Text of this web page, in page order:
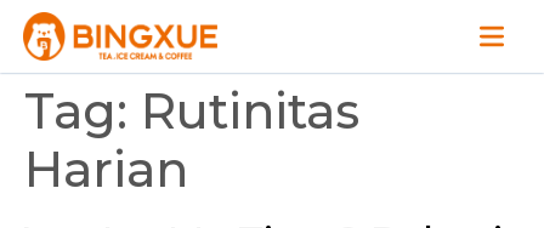
Tag: Rutinitas
Harian